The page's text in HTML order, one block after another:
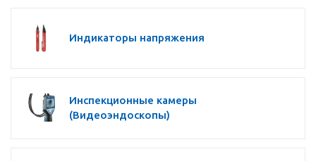
Индикаторы напряжения
Инспекционные камеры
(Видеоэндоскопы)